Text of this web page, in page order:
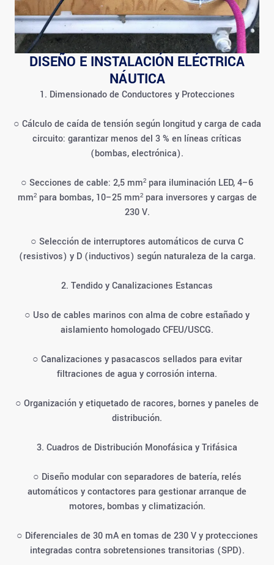
DISEÑO E INSTALACIÓN ELÉCTRICA
NÁUTICA
1. Dimensionado de Conductores y Protecciones
○ Cálculo de caída de tensión según longitud y carga de cada
circuito: garantizar menos del 3 % en líneas críticas
(bombas, electrónica).
○ Secciones de cable: 2,5 mm² para iluminación LED, 4–6
mm² para bombas, 10–25 mm² para inversores y cargas de
230 V.
○ Selección de interruptores automáticos de curva C
(resistivos) y D (inductivos) según naturaleza de la carga.
2. Tendido y Canalizaciones Estancas
○ Uso de cables marinos con alma de cobre estañado y
aislamiento homologado CFEU/USCG.
○ Canalizaciones y pasacascos sellados para evitar
filtraciones de agua y corrosión interna.
○ Organización y etiquetado de racores, bornes y paneles de
distribución.
3. Cuadros de Distribución Monofásica y Trifásica
○ Diseño modular con separadores de batería, relés
automáticos y contactores para gestionar arranque de
motores, bombas y climatización.
○ Diferenciales de 30 mA en tomas de 230 V y protecciones
integradas contra sobretensiones transitorias (SPD).